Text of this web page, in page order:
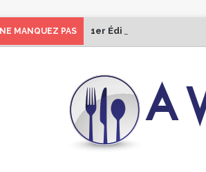
NE MANQUEZ PAS 1er Édition de “La